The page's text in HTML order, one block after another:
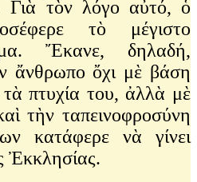
Γιὰ τὸν λόγο αὐτό, ὁ
τὸ μέγιστο
Ἔκανε, δηλαδή,
ἄνθρωπο ὄχι μὲ βάση
τὰ πτυχία του, ἀλλὰ μὲ
τὴν ταπεινοφροσύνη
κατάφερε νὰ γίνει
Ἐκκλησίας.